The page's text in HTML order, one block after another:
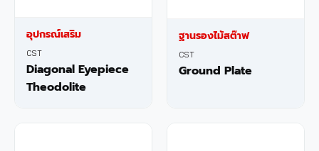
อุปกรณ์เสริม
CST
Diagonal Eyepiece
Theodolite
ฐานรองไม้สต๊าฟ
CST
Ground Plate